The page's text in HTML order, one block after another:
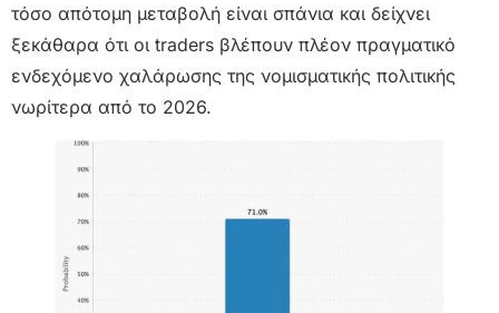
τόσο απότομη μεταβολή είναι σπάνια και δείχνει
ξεκάθαρα ότι οι traders βλέπουν πλέον πραγματικό
ενδεχόμενο χαλάρωσης της νομισματικής πολιτικής
νωρίτερα από το 2026.